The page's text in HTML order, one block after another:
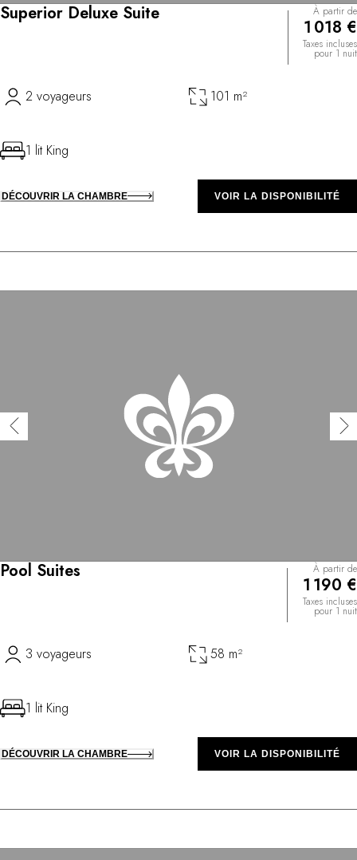
Superior Deluxe Suite À partir de
1 018 €
Taxes incluses
pour 1 nuit
2 voyageurs 101 m²
1 lit King
DÉCOUVRIR LA CHAMBRE VOIR LA DISPONIBILITÉ
Pool Suites À partir de
1 190 €
Taxes incluses
pour 1 nuit
3 voyageurs 58 m²
1 lit King
DÉCOUVRIR LA CHAMBRE VOIR LA DISPONIBILITÉ